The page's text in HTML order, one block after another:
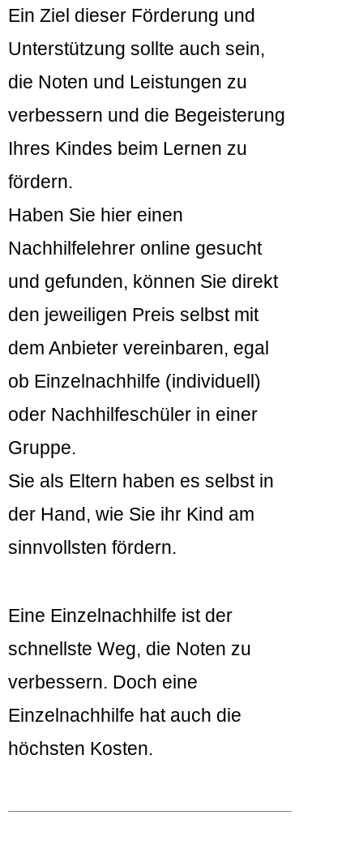
Ein Ziel dieser Förderung und
Unterstützung sollte auch sein,
die Noten und Leistungen zu
verbessern und die Begeisterung
Ihres Kindes beim Lernen zu
fördern.
Haben Sie hier einen
Nachhilfelehrer online gesucht
und gefunden, können Sie direkt
den jeweiligen Preis selbst mit
dem Anbieter vereinbaren, egal
ob Einzelnachhilfe (individuell)
oder Nachhilfeschüler in einer
Gruppe.
Sie als Eltern haben es selbst in
der Hand, wie Sie ihr Kind am
sinnvollsten fördern.
Eine Einzelnachhilfe ist der
schnellste Weg, die Noten zu
verbessern. Doch eine
Einzelnachhilfe hat auch die
höchsten Kosten.